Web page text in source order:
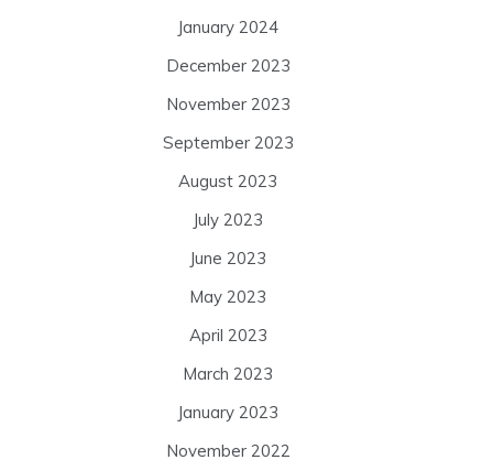
January 2024
December 2023
November 2023
September 2023
August 2023
July 2023
June 2023
May 2023
April 2023
March 2023
January 2023
November 2022